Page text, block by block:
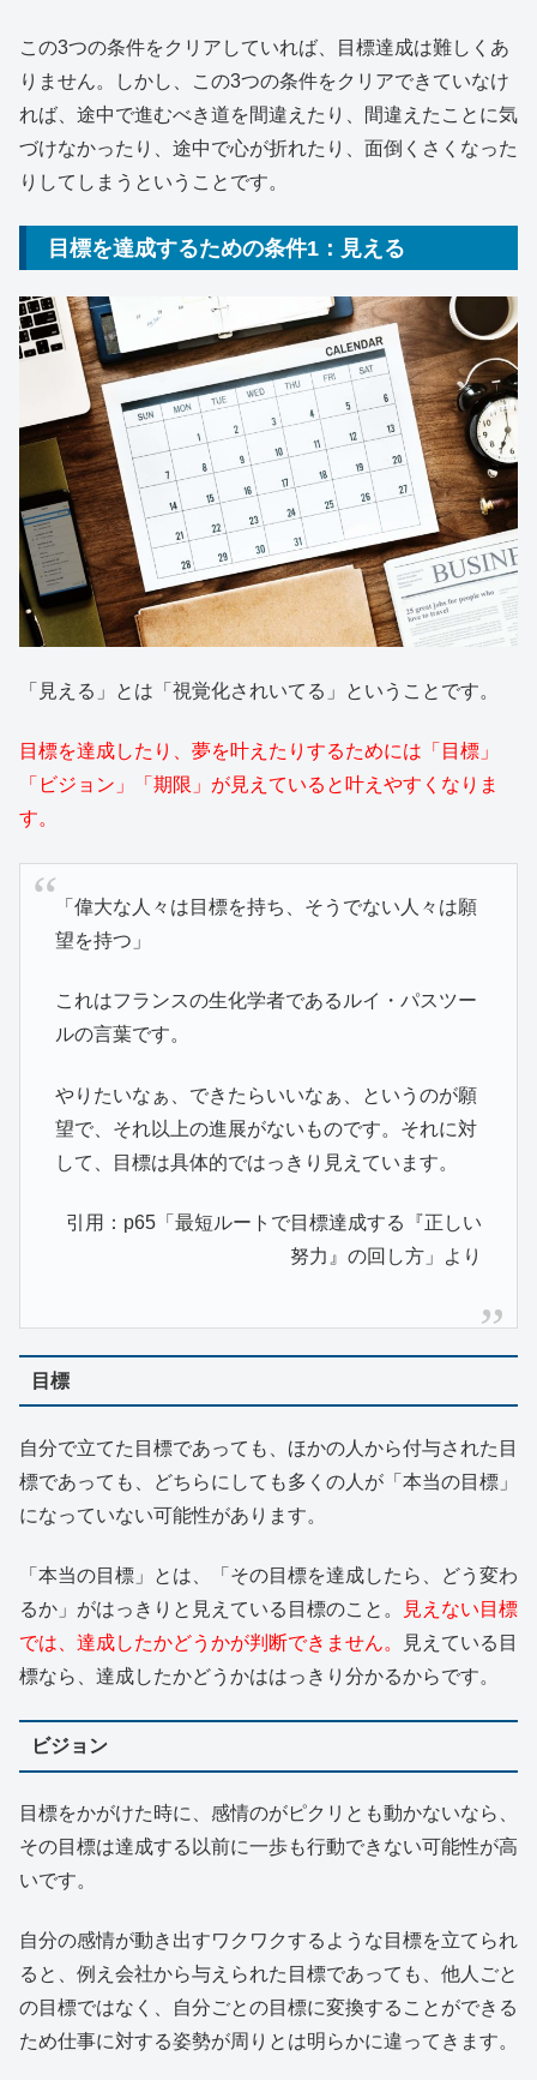
この3つの条件をクリアしていれば、目標達成は難しくあ
りません。しかし、この3つの条件をクリアできていなけ
れば、途中で進むべき道を間違えたり、間違えたことに気
づけなかったり、途中で心が折れたり、面倒くさくなった
りしてしまうということです。
目標を達成するための条件1：見える
「見える」とは「視覚化されいてる」ということです。
目標を達成したり、夢を叶えたりするためには「目標」
「ビジョン」「期限」が見えていると叶えやすくなりま
す。
「偉大な人々は目標を持ち、そうでない人々は願
望を持つ」
これはフランスの生化学者であるルイ・パスツー
ルの言葉です。
やりたいなぁ、できたらいいなぁ、というのが願
望で、それ以上の進展がないものです。それに対
して、目標は具体的ではっきり見えています。
引用：p65「最短ルートで目標達成する『正しい
努力』の回し方」より
目標
自分で立てた目標であっても、ほかの人から付与された目
標であっても、どちらにしても多くの人が「本当の目標」
になっていない可能性があります。
「本当の目標」とは、「その目標を達成したら、どう変わ
るか」がはっきりと見えている目標のこと。
見えない目標
では、達成したかどうかが判断できません。
見えている目
標なら、達成したかどうかははっきり分かるからです。
ビジョン
目標をかがけた時に、感情のがピクリとも動かないなら、
その目標は達成する以前に一歩も行動できない可能性が高
いです。
自分の感情が動き出すワクワクするような目標を立てられ
ると、例え会社から与えられた目標であっても、他人ごと
の目標ではなく、自分ごとの目標に変換することができる
ため仕事に対する姿勢が周りとは明らかに違ってきます。